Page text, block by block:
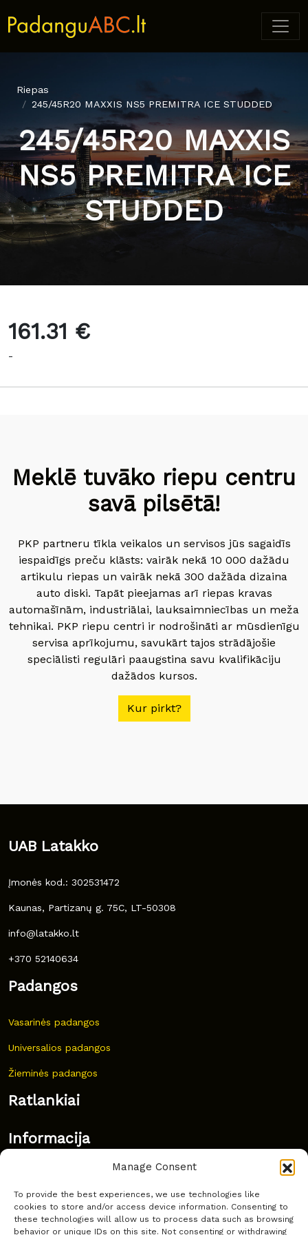
Manage Consent
To provide the best experiences, we use technologies like
cookies to store and/or access device information. Consenting to
these technologies will allow us to process data such as browsing
behavior or unique IDs on this site. Not consenting or withdrawing
Riepas
245/45R20 MAXXIS NS5 PREMITRA ICE STUDDED
245/45R20 MAXXIS
NS5 PREMITRA ICE
STUDDED
161.31 €
-
Meklē tuvāko riepu centru
savā pilsētā!
PKP partneru tīkla veikalos un servisos jūs sagaidīs
iespaidīgs preču klāsts: vairāk nekā 10 000 dažādu
artikulu riepas un vairāk nekā 300 dažāda dizaina
auto diski. Tapāt pieejamas arī riepas kravas
automašīnām, industriālai, lauksaimniecības un meža
tehnikai. PKP riepu centri ir nodrošināti ar mūsdienīgu
servisa aprīkojumu, savukārt tajos strādājošie
speciālisti regulāri paaugstina savu kvalifikāciju
dažādos kursos.
Kur pirkt?
UAB Latakko
Įmonės kod.: 302531472
Kaunas, Partizanų g. 75C, LT-50308
info@latakko.lt
+370 52140634
Padangos
Vasarinės padangos
Universalios padangos
Žieminės padangos
Ratlankiai
Informacija
Dažnai užduodami klausimai
Kur nusipirkti?